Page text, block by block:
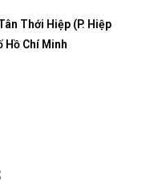
Thới Hiệp (P. Hiệp
Hồ Chí Minh